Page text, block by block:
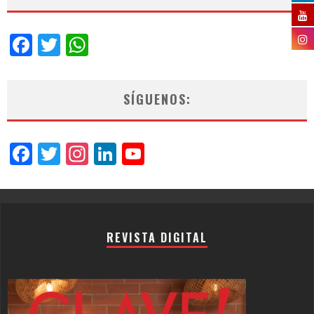
Facebook
Twitter
SÍGUENOS:
Facebook
Twitter
Instagram
LinkedIn
REVISTA DIGITAL